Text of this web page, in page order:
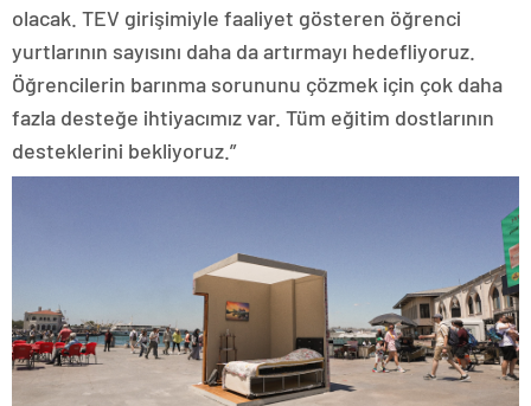
olacak. TEV girişimiyle faaliyet gösteren öğrenci
yurtlarının sayısını daha da artırmayı hedefliyoruz.
Öğrencilerin barınma sorununu çözmek için çok daha
fazla desteğe ihtiyacımız var. Tüm eğitim dostlarının
desteklerini bekliyoruz.”